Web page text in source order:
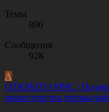
Темы
890
Сообщения
92К
A
ОТКРЫТО МЧС | Подача
министерства